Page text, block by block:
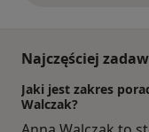
Najczęściej
Jaki jest zakres
Walczak?